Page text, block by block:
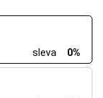
sleva
0%